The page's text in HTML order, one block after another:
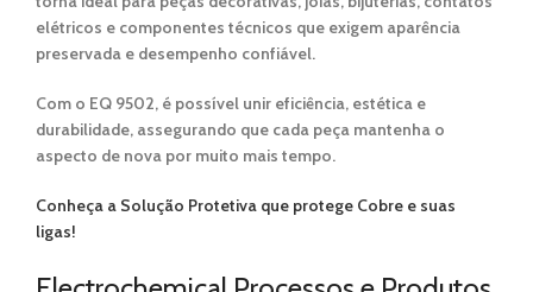
elétricos e componentes técnicos que exigem aparência
preservada e desempenho confiável.
Com o EQ 9502, é possível unir eficiência, estética e
durabilidade, assegurando que cada peça mantenha o
aspecto de nova por muito mais tempo.
Conheça a Solução Protetiva que protege Cobre e suas
ligas!